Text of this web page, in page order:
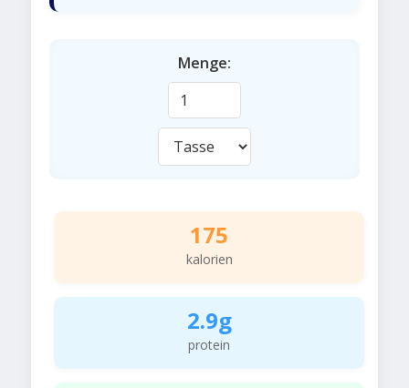
Menge:
175
kalorien
2.9g
protein